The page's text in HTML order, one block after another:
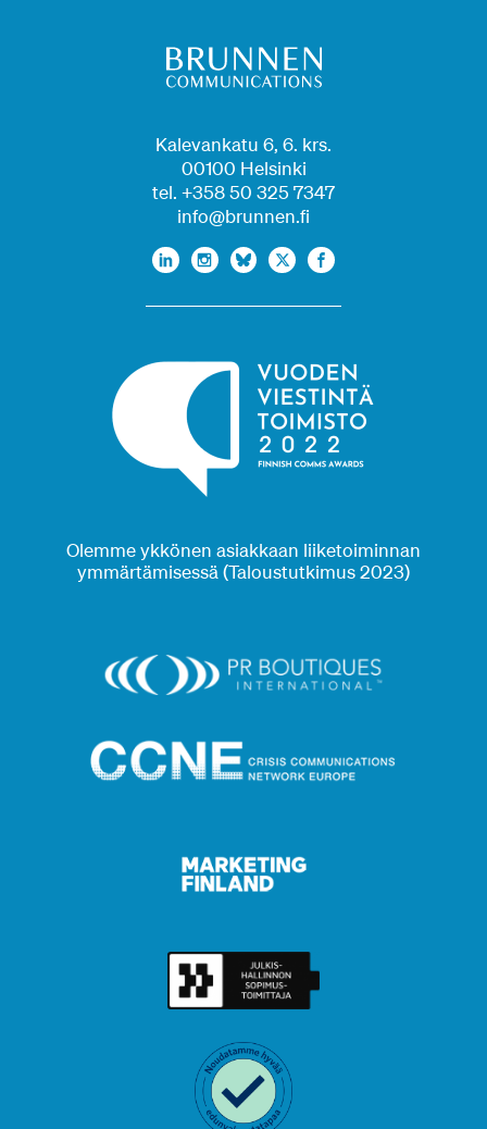
Kalevankatu 6, 6. krs.
00100 Helsinki
tel. +358 50 325 7347
info@brunnen.fi
Olemme ykkönen asiakkaan liiketoiminnan
ymmärtämisessä (Taloustutkimus 2023)